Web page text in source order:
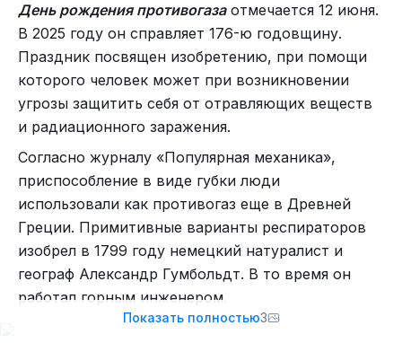
их милитаристский курс, курс на конфронтацию
с Советским Союзом, на военное
превосходство, доказывая, что Соединённые
Штаты, НАТО не должны ослаблять гонку
вооружений как минимум ещё 10−15 лет.
но нижеследующее написано чёрным по белому.
Сахаров умоляет тех, к кому он обращается,
«не полагаться на благоразумие противника».
Кто же этот «противник»? Советский Союз,
страна, в которой он живёт. Он предупреждает
хозяев Америки: не верьте миролюбию
День рождения противогазаотмечается 12 июня.
В 2025 году он справляет 176-ю годовщину.
Праздник посвящен изобретению, при помощи
которого человек может при возникновении
угрозы защитить себя от отравляющих веществ
и радиационного заражения.
Согласно журналу «Популярная механика»,
приспособление в виде губки люди
использовали как противогаз еще в Древней
Греции. Примитивные варианты респираторов
изобрел в 1799 году немецкий натуралист и
географ Александр Гумбольдт. В то время он
работал горным инженером.
Показать полностью3